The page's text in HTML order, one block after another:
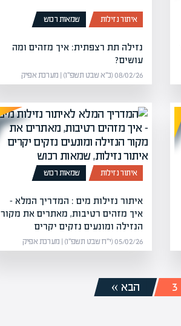
איתור נזילות שמאות רכוש
נזילה תת רצפתית: איך מזהים ומה
עושים?
08/02/26 (כ״א שבט תשפ״ו) | מערכת אפיק
איתור נזילות שמאות רכוש
איתור נזילות מים : המדריך המלא –
איך מזהים רטיבות, מאתרים את מקור
הנזילה ומונעים נזקים יקרים
05/02/26 (י״ח שבט תשפ״ו) | מערכת אפיק
3 הבא »